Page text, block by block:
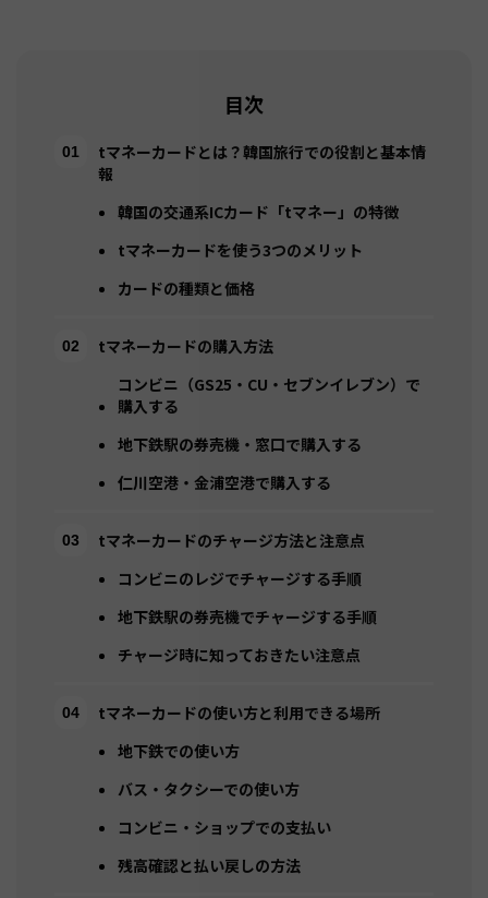
目次
tマネーカードとは？韓国旅行での役割と基本情
報
韓国の交通系ICカード「tマネー」の特徴
tマネーカードを使う3つのメリット
カードの種類と価格
tマネーカードの購入方法
コンビニ（GS25・CU・セブンイレブン）で
購入する
地下鉄駅の券売機・窓口で購入する
仁川空港・金浦空港で購入する
tマネーカードのチャージ方法と注意点
コンビニのレジでチャージする手順
地下鉄駅の券売機でチャージする手順
チャージ時に知っておきたい注意点
tマネーカードの使い方と利用できる場所
地下鉄での使い方
バス・タクシーでの使い方
コンビニ・ショップでの支払い
残高確認と払い戻しの方法